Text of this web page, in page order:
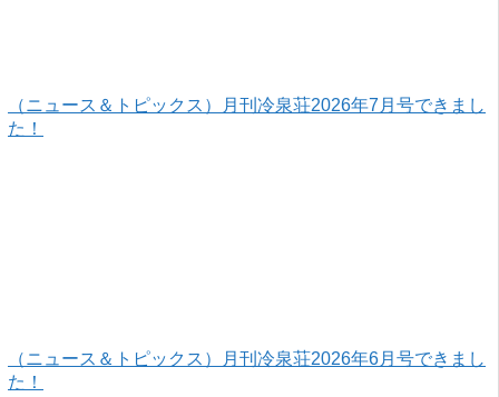
（ニュース＆トピックス）月刊冷泉荘2026年7月号できまし
た！
（ニュース＆トピックス）月刊冷泉荘2026年6月号できまし
た！